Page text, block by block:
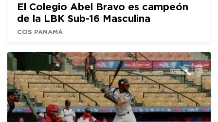
El Colegio Abel Bravo es campeón
de la LBK Sub-16 Masculina
COS PANAMÁ